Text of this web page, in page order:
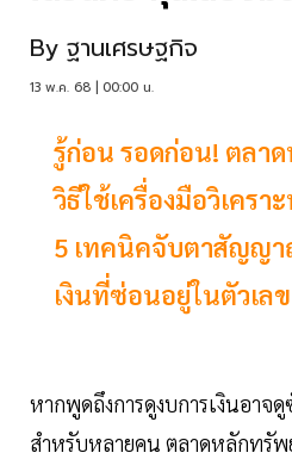
By ฐานเศรษฐกิจ
13 พ.ค. 68 | 00:00 น.
รู้ก่อน รอดก่อน! ตลา
วิธีใช้เครื่องมือวิเครา
5 เทคนิคจับตาสัญญ
เงินที่ซ่อนอยู่ในตัวเลข
หากพูดถึงการดูงบการเงินอา
สำหรับหลายคน ตลาดหลักทรั